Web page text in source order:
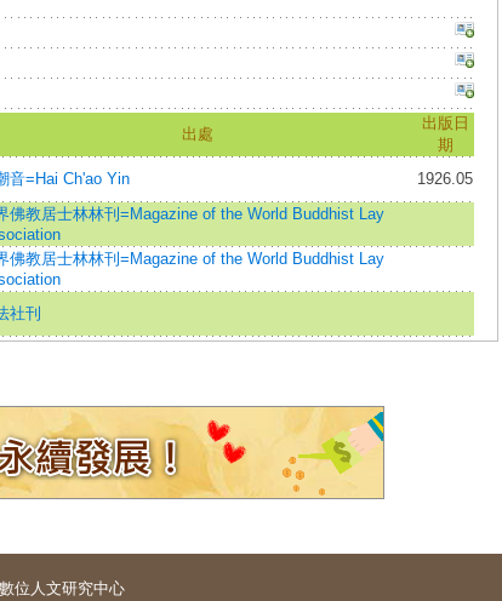
出處
出版日
期
音=Hai Ch'ao Yin 1926.05
佛教居士林林刊=Magazine of the World Buddhist Lay
佛教居士林林刊=Magazine of the World Buddhist Lay
社刊
位人文研究中心